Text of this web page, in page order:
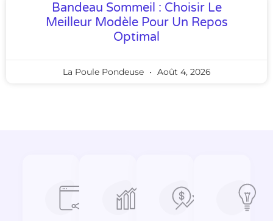
Bandeau Sommeil : Choisir Le
Meilleur Modèle Pour Un Repos
Optimal
La Poule Pondeuse Août 4, 2026